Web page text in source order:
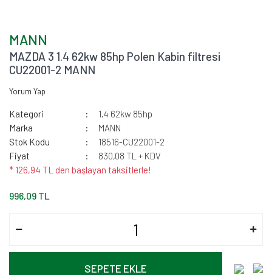
MANN
MAZDA 3 1.4 62kw 85hp Polen Kabin filtresi
CU22001-2 MANN
Yorum Yap
Kategori
1.4 62kw 85hp
Marka
MANN
Stok Kodu
18516-CU22001-2
Fiyat
830,08 TL + KDV
* 126,94 TL den başlayan taksitlerle!
996,09 TL
SEPETE EKLE